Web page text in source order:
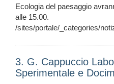
Ecologia del paesaggio
alle 15.00.
/sites/portale/_categories/
3. G. Cappuccio
Sperimentale e